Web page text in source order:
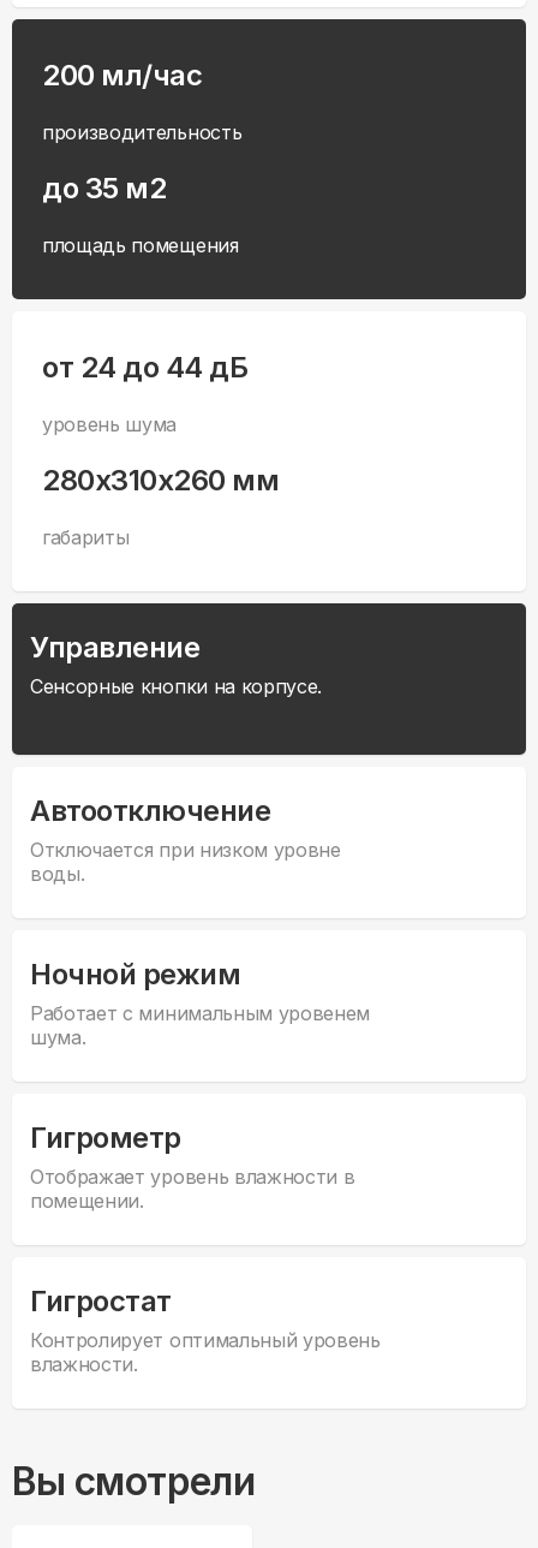
200 мл/час
производительность
до 35 м2
площадь помещения
от 24 до 44 дБ
уровень шума
280x310x260 мм
габариты
Управление
Сенсорные кнопки на корпусе.
Автоотключение
Отключается при низком уровне
воды.
Ночной режим
Работает с минимальным уровенем
шума.
Гигрометр
Отображает уровень влажности в
помещении.
Гигростат
Контролирует оптимальный уровень
влажности.
Вы смотрели